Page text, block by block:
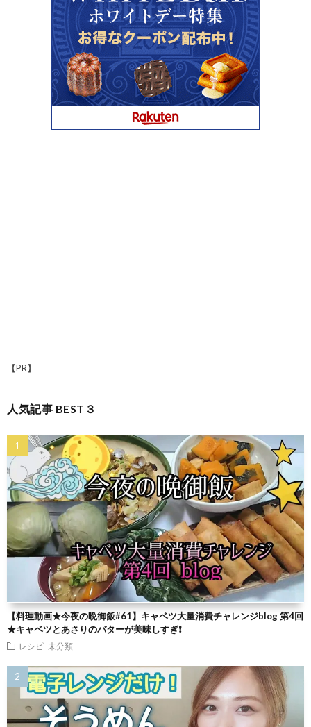
【PR】
人気記事 BEST３
【料理動画★今夜の晩御飯#61】キャベツ大量消費チャレンジblog 第4回
★キャベツとあさりのバターが美味しすぎ❗
レシピ 未分類